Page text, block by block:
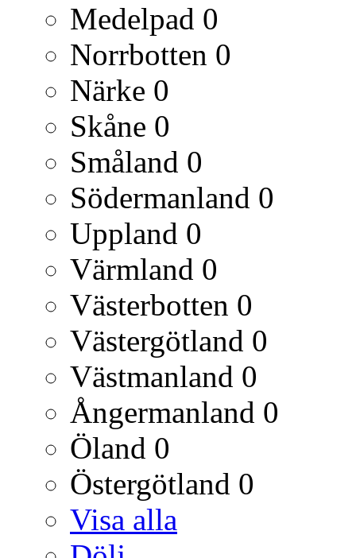
Medelpad 0
Norrbotten 0
Närke 0
Skåne 0
Småland 0
Södermanland 0
Uppland 0
Värmland 0
Västerbotten 0
Västergötland 0
Västmanland 0
Ångermanland 0
Öland 0
Östergötland 0
Visa alla